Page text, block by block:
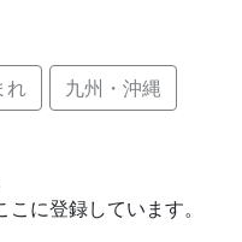
れ 九州・沖縄
に登録しています。